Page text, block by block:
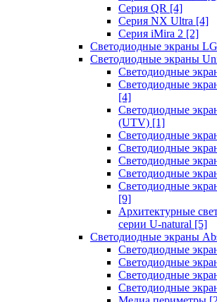
Серия QR [4]
Серия NX Ultra [4]
Серия iMira 2 [2]
Светодиодные экраны LG
Светодиодные экраны
Светодиодные
Светодиодные
[4]
Светодиодные
(UTV) [1]
Светодиодные
Светодиодные
Светодиодные
Светодиодные
Светодиодные
[9]
Архитектурные
серии U-natural [5]
Светодиодные экраны
Светодиодные
Светодиодные
Светодиодные
Светодиодные